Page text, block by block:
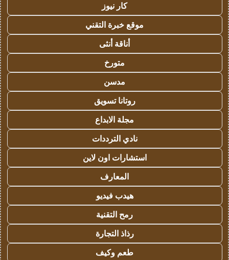
كار نيوز
موقع خبرة التقني
أناقة أنثى
متورخ
مدسن
روتانا تسويق
مجلة الابداع
نادي الترددات
استشارات اون لاين
المعارف
هيدب فيديو
رمح التقنية
رذاذ التجارة
طعم وكيف